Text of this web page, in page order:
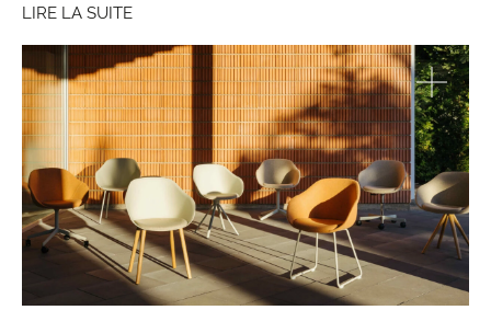
LIRE LA SUITE